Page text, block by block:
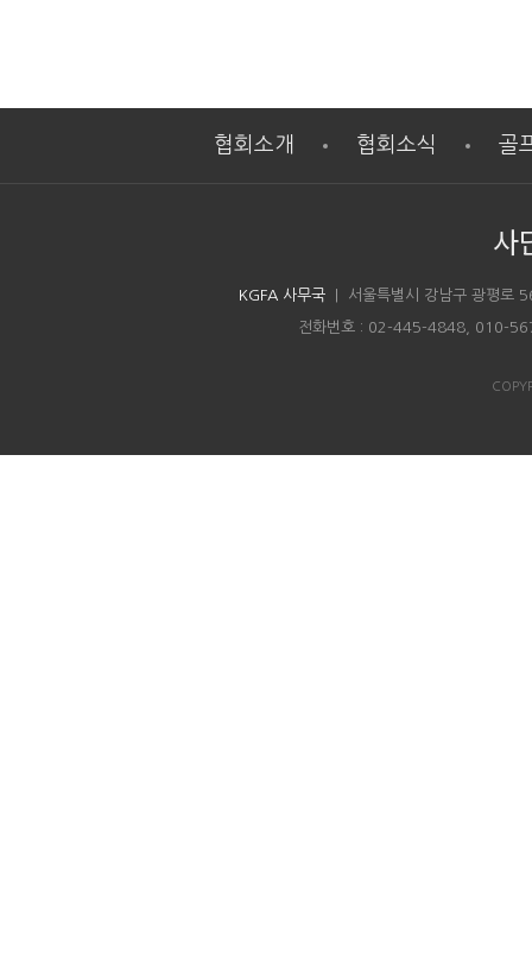
협회소개 협회소식 골
사
KGFA 사무국 | 서울특별시 강남구 광평
전화번호 : 02-445-4848, 010-